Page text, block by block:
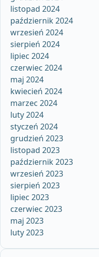
listopad 2024
październik 2024
wrzesień 2024
sierpień 2024
lipiec 2024
czerwiec 2024
maj 2024
kwiecień 2024
marzec 2024
luty 2024
styczeń 2024
grudzień 2023
listopad 2023
październik 2023
wrzesień 2023
sierpień 2023
lipiec 2023
czerwiec 2023
maj 2023
luty 2023